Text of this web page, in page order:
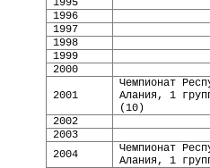
1995
1996
1997
1998
1999
2000
2001
Чемпионат
Алания, 1
(10)
2002
2003
2004
Чемпионат
Алания, 1